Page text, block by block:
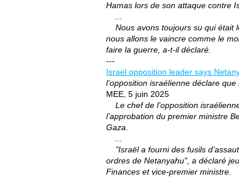
Hamas lors de son attaque contre
Nous avons toujours su qui était
nous allons le vaincre comme le
faire la guerre, a-t-il déclaré.
---
Israel opposition leader says
l’opposition israélienne déclare
MEE, 5 juin 2025
Le chef de l’opposition
l’approbation du premier ministre
Gaza.
"Israël a fourni des fusils
ordres de Netanyahu", a déclaré
Finances et vice-premier ministre.